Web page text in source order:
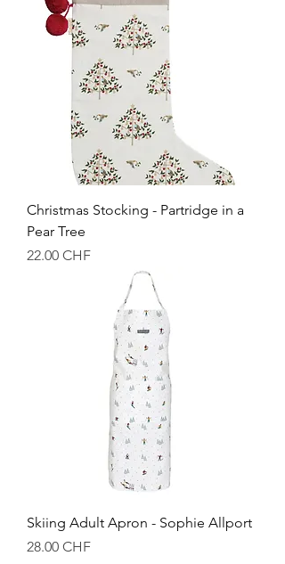
Christmas Stocking - Partridge in a
Pear Tree
Prix
22.00 CHF
Skiing Adult Apron - Sophie Allport
Prix
28.00 CHF